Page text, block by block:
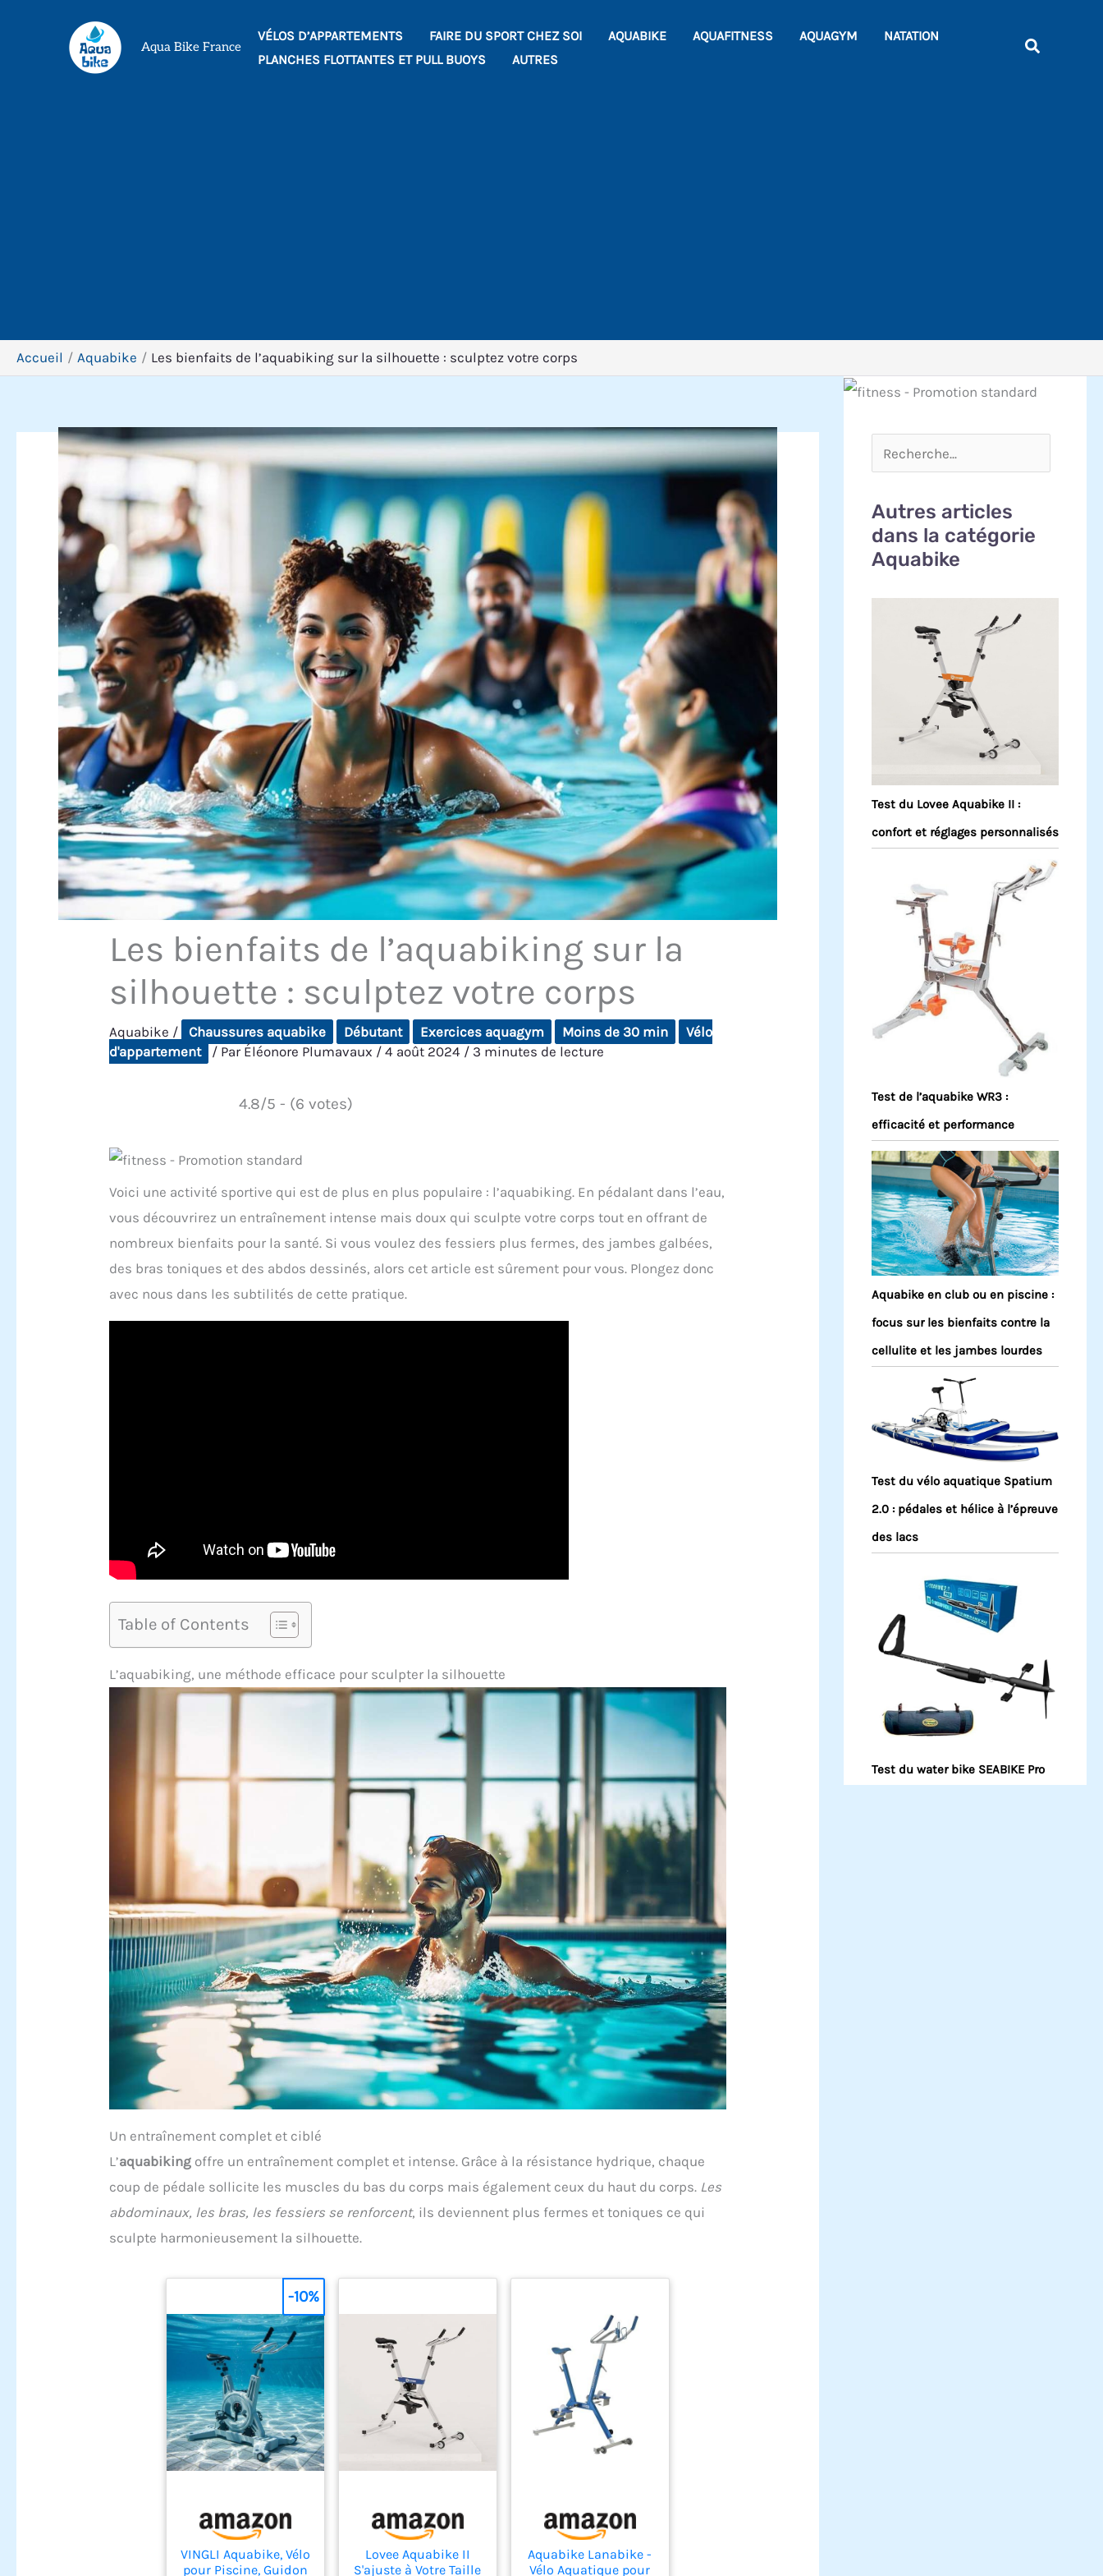
Aqua Bike France
VÉLOS D’APPARTEMENTS FAIRE DU SPORT CHEZ SOI AQUABIKE AQUAFITNESS AQUAGYM
NATATION
PLANCHES FLOTTANTES ET PULL BUOYS
AUTRES
Accueil Aquabike Les bienfaits de l’aquabiking sur la silhouette : sculptez votre corps
Les bienfaits de l’aquabiking sur la
silhouette : sculptez votre corps
Aquabike / Chaussures aquabike Débutant Exercices aquagym Moins de 30 min
Vélo
d'appartement
/ Par Éléonore Plumavaux /4 août 2024 / 3 minutes de lecture
4.8/5 - (6 votes)
Voici une activité sportive qui est de plus en plus populaire : l’aquabiking. En pédalant dans l’eau,
vous découvrirez un entraînement intense mais doux qui sculpte votre corps tout en offrant de
nombreux bienfaits pour la santé. Si vous voulez des fessiers plus fermes, des jambes galbées,
des bras toniques et des abdos dessinés, alors cet article est sûrement pour vous. Plongez donc
avec nous dans les subtilités de cette pratique.
Table of Contents
L’aquabiking, une méthode efficace pour sculpter la silhouette
Un entraînement complet et ciblé
L’aquabiking offre un entraînement complet et intense. Grâce à la résistance hydrique, chaque
coup de pédale sollicite les muscles du bas du corps mais également ceux du haut du corps. Les
abdominaux, les bras, les fessiers se renforcent, ils deviennent plus fermes et toniques ce qui
sculpte harmonieusement la silhouette.
VINGLI Aquabike, Vélo
pour Piscine, Guidon
-10%
Lovee Aquabike II
S'ajuste à Votre Taille
Aquabike Lanabike -
Vélo Aquatique pour
Autres articles
dans la catégorie
Aquabike
Test du Lovee Aquabike II :
confort et réglages personnalisés
Test de l’aquabike WR3 :
efficacité et performance
Aquabike en club ou en piscine :
focus sur les bienfaits contre la
cellulite et les jambes lourdes
Test du vélo aquatique Spatium
2.0 : pédales et hélice à l’épreuve
des lacs
Test du water bike SEABIKE Pro